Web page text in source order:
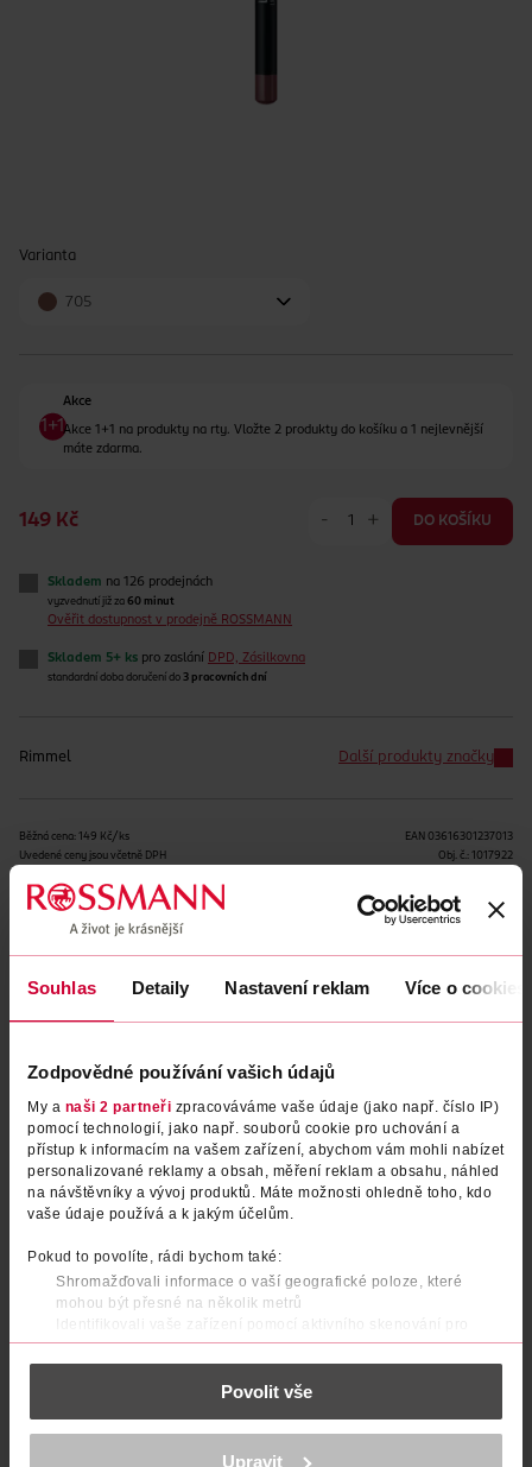
Souhlas Detaily Nastavení reklam Více o cookies
Zodpovědné používání vašich údajů
My a naši 2 partneři zpracováváme vaše údaje (jako např. číslo IP)
pomocí technologií, jako např. souborů cookie pro uchování a
přístup k informacím na vašem zařízení, abychom vám mohli nabízet
personalizované reklamy a obsah, měření reklam a obsahu, náhled
na návštěvníky a vývoj produktů. Máte možnosti ohledně toho, kdo
vaše údaje používá a k jakým účelům.
Pokud to povolíte, rádi bychom také:
Shromažďovali informace o vaší geografické poloze, které
mohou být přesné na několik metrů
Identifikovali vaše zařízení pomocí aktivního skenování pro
konkrétní charakteristiky (otisk prstu)
Zjistěte více o tom, jak zpracováváme vaše osobní údaje, a nastavte
části s podrobnostmi . Svůj souhlas můžete kdykoliv
K provozu stránek, personalizaci obsahu a reklam, funkcí sociálních
Povolit vše
Upravit
Varianta
705
Akce
Akce 1+1 na produkty na rty. Vložte 2 produkty do košíku a 1 nejlevnější
máte zdarma.
149 Kč - + DO KOŠÍKU
Skladem na 126 prodejnách
vyzvednutí již za 60 minut
Ověřit dostupnost v prodejně ROSSMANN
Skladem 5+ ks pro zaslání DPD, Zásilkovna
standardní doba doručení do 3 pracovních dní
Rimmel Další produkty značky
Běžná cena: 149 Kč/ks
Uvedené ceny jsou včetně DPH
EAN 03616301237013
Obj. č.: 1017922
Podobné produkty
1 ks
DO KOŠÍKU
Rimmel
DO KOŠÍKU